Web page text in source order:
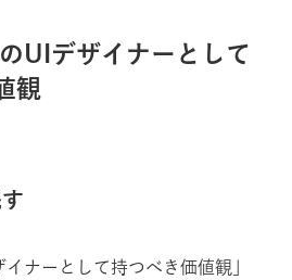
UIデザイナーとして
観
ナーとして持つべき価値観」